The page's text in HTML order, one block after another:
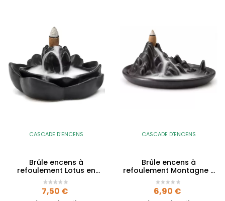
CASCADE D'ENCENS
Brûle encens à
refoulement Lotus en
céramique - Backflow
Prix
7,50 €
CASCADE D'ENCENS
Brûle encens à
refoulement Montagne -
Backflow
Prix
6,90 €